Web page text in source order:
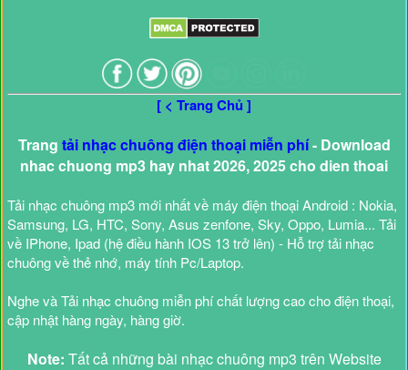
[ < Trang Chủ ]
Trang tải nhạc chuông điện thoại miễn phí- Download
nhac chuong mp3 hay nhat 2026, 2025 cho dien thoai
Tải nhạc chuông mp3 mới nhất về máy điện thoại Android : Nokia,
Samsung, LG, HTC, Sony, Asus zenfone, Sky, Oppo, Lumia... Tải
về IPhone, Ipad (hệ điều hành IOS 13 trở lên) - Hỗ trợ tải nhạc
chuông về thẻ nhớ, máy tính Pc/Laptop.
Nghe và Tải nhạc chuông miễn phí chất lượng cao cho điện thoại,
cập nhật hàng ngày, hàng giờ.
Note: Tất cả những bài nhạc chuông mp3 trên Website